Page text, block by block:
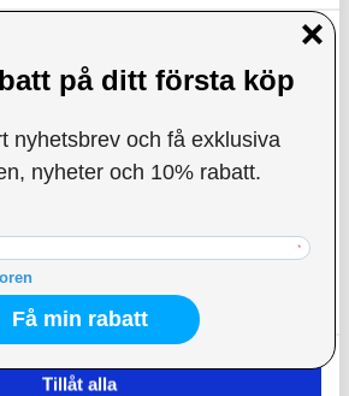
för att anpassa innehållet
tillhandahålla funktioner
analysera vår trafik. Vi
sådana identifierare och annan
som vi samarbetar med.
informationen med annan
tillhandahållit eller som de har
använt deras tjänster.
Tillåt alla
SMART RING
USB C TILL USB C KABEL (USB 3.1 TYPE